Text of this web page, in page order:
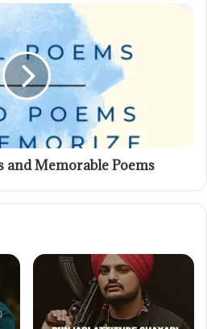
and Memorable Poems